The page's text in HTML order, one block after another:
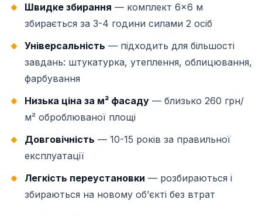
Швидке збирання — комплект 6×6 м
збирається за 3-4 години силами 2 осіб
Універсальність — підходить для більшості
завдань: штукатурка, утеплення, облицювання,
фарбування
Низька ціна за м² фасаду — близько 260 грн/
м² оброблюваної площі
Довговічність — 10-15 років за правильної
експлуатації
Легкість переустановки — розбираються і
збираються на новому обʼєкті без втрат